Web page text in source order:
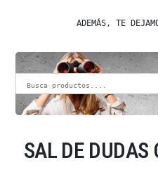
ADEMÁS, TE
SAL DE DUDAS